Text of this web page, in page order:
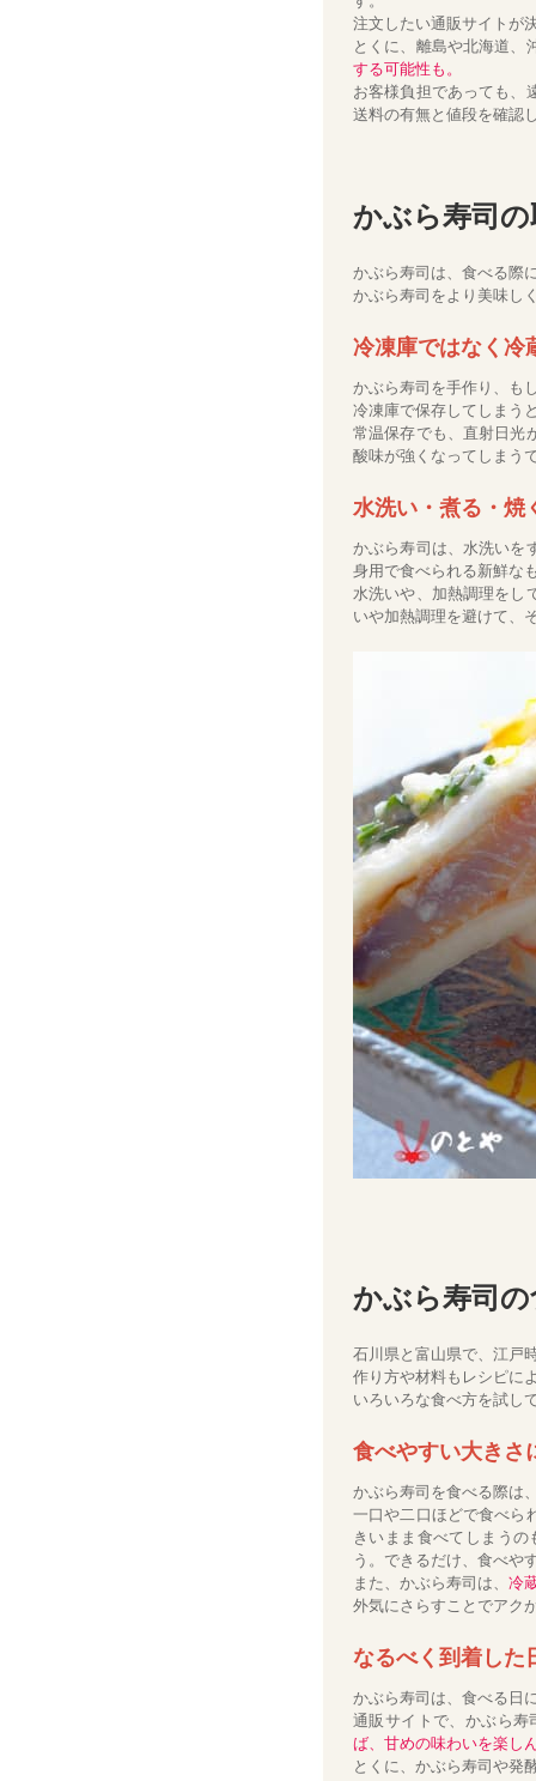
注文したい通販サイトが
とくに、離島や北海道、
する可能性も。
お客様負担であっても、
送料の有無と値段を確認
かぶら寿司
かぶら寿司は、食べる際
かぶら寿司をより美味し
冷凍庫ではなく冷
かぶら寿司を手作り、も
冷凍庫で保存してしまう
常温保存でも、直射日光
酸味が強くなってしまう
水洗い・煮る・焼
かぶら寿司は、水洗いを
身用で食べられる新鮮な
水洗いや、加熱調理をし
いや加熱調理を避けて、
かぶら寿司
石川県と富山県で、江戸
作り方や材料もレシピに
いろいろな食べ方を試し
食べやすい大きさ
かぶら寿司を食べる際は
一口や二口ほどで食べら
きいまま食べてしまう
う。できるだけ、食べや
また、かぶら寿司は、 冷
外気にさらすことでアク
なるべく到着した
かぶら寿司は、食べる日
通販サイトで、かぶら
ば、甘めの味わいを楽し
とくに、かぶら寿司や発